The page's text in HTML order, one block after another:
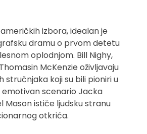
izbora, idealan je
dramu o prvom detetu
oplodnjom. Bill Nighy,
McKenzie oživljavaju
stručnjaka koji su bili pioniri u
emotivan scenario Jacka
Mason ističe ljudsku stranu
otkrića.